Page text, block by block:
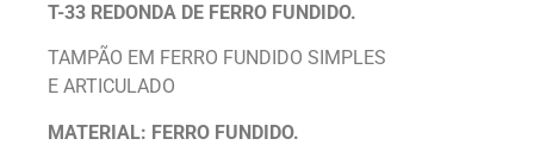
T-33 REDONDA DE FERRO FUNDIDO.
TAMPÃO EM FERRO FUNDIDO SIMPLES
E ARTICULADO
MATERIAL: FERRO FUNDIDO.